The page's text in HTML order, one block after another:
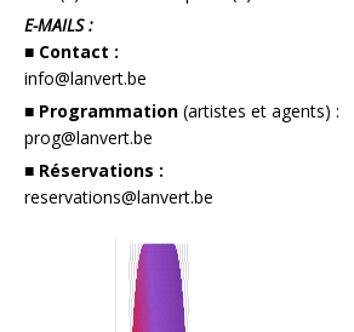
E-MAILS :
■ Contact :
info@lanvert.be
■ Programmation (artistes et agents) :
prog@lanvert.be
■ Réservations :
reservations@lanvert.be